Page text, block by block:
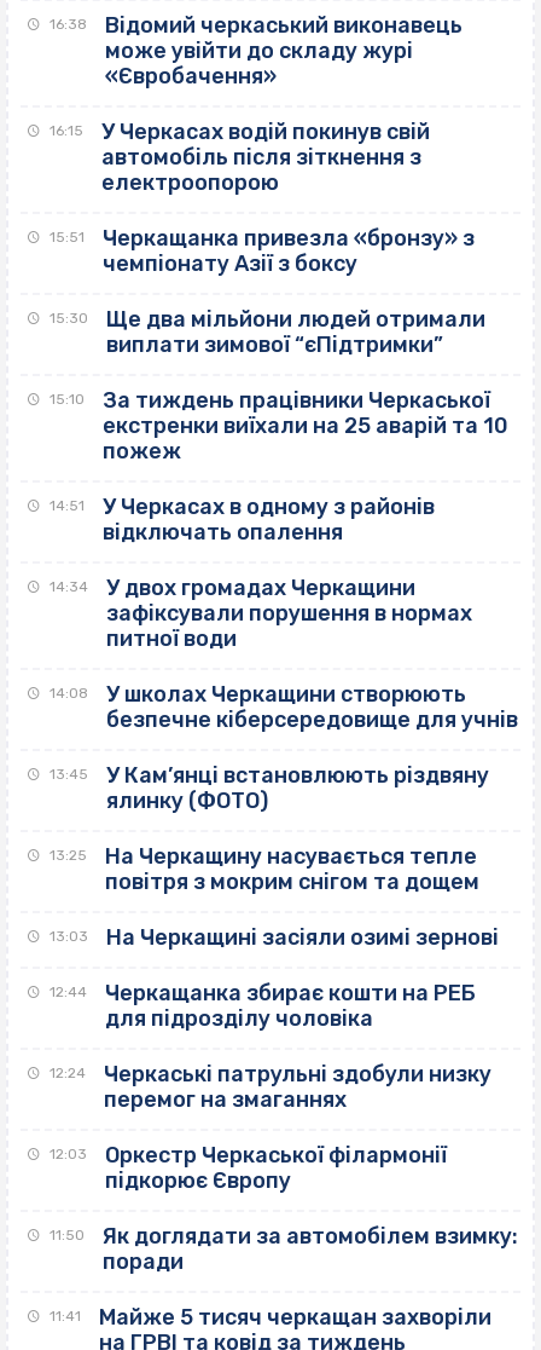
16:38
Відомий черкаський виконавець
може увійти до складу журі
«Євробачення»
16:15
У Черкасах водій покинув свій
автомобіль після зіткнення з
електроопорою
15:51
Черкащанка привезла «бронзу» з
чемпіонату Азії з боксу
15:30
Ще два мільйони людей отримали
виплати зимової “єПідтримки”
15:10
За тиждень працівники Черкаської
екстренки виїхали на 25 аварій та 10
пожеж
14:51
У Черкасах в одному з районів
відключать опалення
14:34
У двох громадах Черкащини
зафіксували порушення в нормах
питної води
14:08
У школах Черкащини створюють
безпечне кіберсередовище для учнів
13:45
У Кам’янці встановлюють різдвяну
ялинку (ФОТО)
13:25
На Черкащину насувається тепле
повітря з мокрим снігом та дощем
13:03 На Черкащині засіяли озимі зернові
12:44
Черкащанка збирає кошти на РЕБ
для підрозділу чоловіка
12:24
Черкаські патрульні здобули низку
перемог на змаганнях
12:03
Оркестр Черкаської філармонії
підкорює Європу
11:50
Як доглядати за автомобілем взимку:
поради
11:41
Майже 5 тисяч черкащан захворіли
на ГРВІ та ковід за тиждень